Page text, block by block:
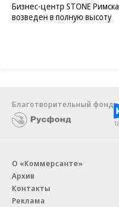
Бизнес-центр STONE
возведен в полную высоту
Благотворительный фонд
О «Коммерсанте»
Архив
Контакты
Реклама